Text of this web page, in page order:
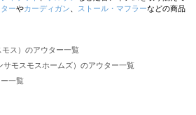
ーやカーディガン ストール・マフラーなどの商品
ス）のアウター一覧
モスモスホームズ）のアウター一覧
一覧
ハルバイサマンサモスモス）のアウター一覧